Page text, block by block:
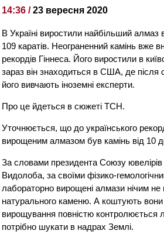
14:36 /23 вересня 2020
В Україні виростили найбільший алмаз в
109 каратів. Неограненний камінь вже
рекордів Гіннеса. Його виростили в
зараз він знаходиться в США, де після
його вивчають іноземні експерти.
Про це йдеться в сюжеті ТСН.
Уточнюється, що до українського
вирощеним алмазом був камінь від 10
За словами президента Союзу
Видолоба, за своїми фізико-
лабораторно вирощені алмази нічим не
натурального каменю. А коштують
вирощування повністю контролюється
потрібно шукати в надрах Землі.